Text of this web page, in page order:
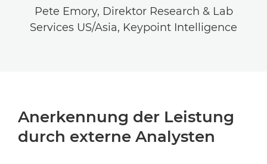
Pete Emory, Direktor Research & Lab
Services US/Asia, Keypoint Intelligence
Anerkennung der Leistung
durch externe Analysten